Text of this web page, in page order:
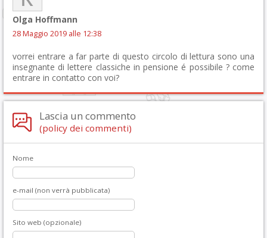
Olga Hoffmann
28 Maggio 2019 alle 12:38
vorrei entrare a far parte di questo circolo di lettura sono una
insegnante di lettere classiche in pensione é possibile ? come
entrare in contatto con voi?
Lascia un commento
(policy dei commenti)
Nome
e-mail (non verrà pubblicata)
Sito web (opzionale)